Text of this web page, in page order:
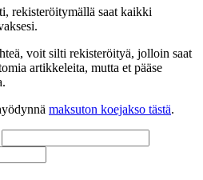
rekisteröitymällä saat kaikki
voit silti rekisteröityä, jolloin saat
artikkeleita, mutta et pääse
maksuton koejakso tästä.